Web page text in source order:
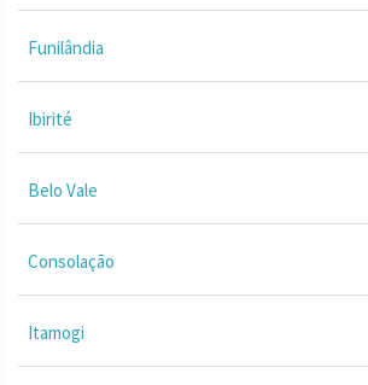
Funilândia
Ibirité
Belo Vale
Consolação
Itamogi